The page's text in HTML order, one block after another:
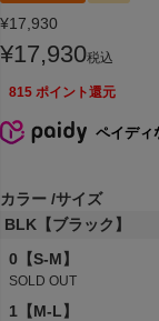
¥17,930
¥17,930税込
815 ポイント還元
ペイディ
カラー サイズ
BLK【ブラック】
0【S-M】
SOLD OUT
1【M-L】